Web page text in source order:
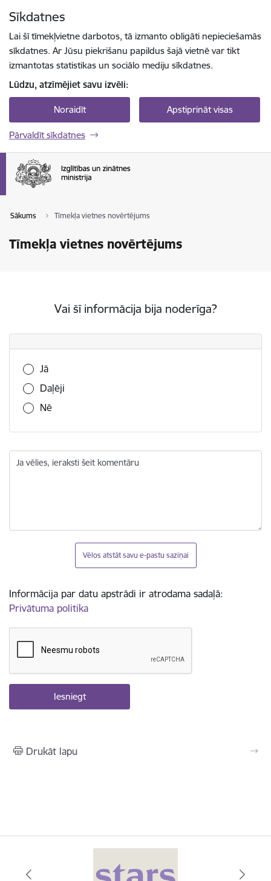
Sīkdatnes
Lai šī tīmekļvietne darbotos, tā izmanto obligāti nepieciešamās
sīkdatnes. Ar Jūsu piekrišanu papildus šajā vietnē var tikt
izmantotas statistikas un sociālo mediju sīkdatnes.
Lūdzu, atzīmējiet savu izvēli:
Noraidīt Apstiprināt visas
Pārvaldīt sīkdatnes
Sākums Tīmekļa vietnes novērtējums
Tīmekļa vietnes novērtējums
Vai šī informācija bija noderīga?
Vai šī informācija bija noderīga?
Jā
Daļēji
Nē
Ja vēlies, ieraksti šeit komentāru
Vēlos atstāt savu e-pastu saziņai
Informācija par datu apstrādi ir atrodama sadaļā:
Privātuma politika
Drukāt lapu